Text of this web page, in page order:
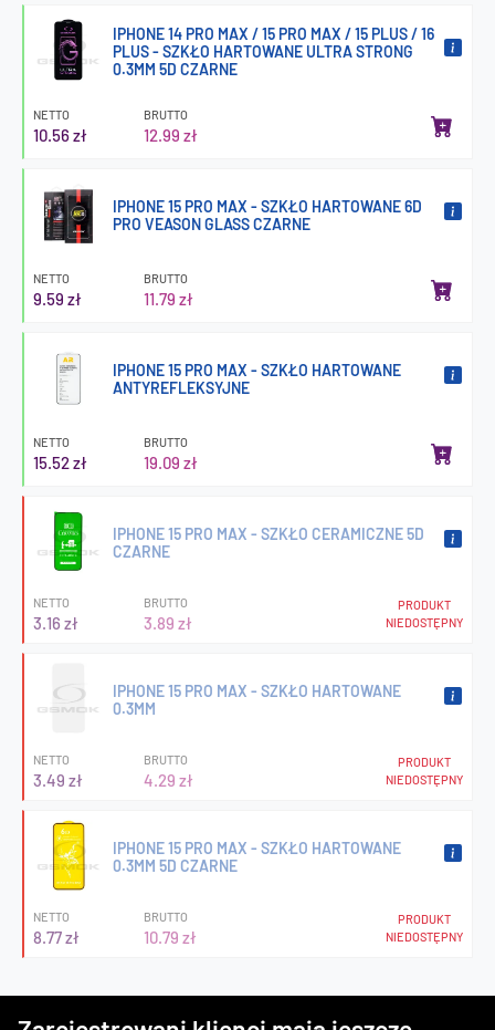
IPHONE 14 PRO MAX / 15 PRO MAX / 15 PLUS / 16
PLUS - SZKŁO HARTOWANE ULTRA STRONG
0.3MM 5D CZARNE
NETTO
10.56 zł
BRUTTO
12.99 zł
IPHONE 15 PRO MAX - SZKŁO HARTOWANE 6D
PRO VEASON GLASS CZARNE
NETTO
9.59 zł
BRUTTO
11.79 zł
IPHONE 15 PRO MAX - SZKŁO HARTOWANE
ANTYREFLEKSYJNE
NETTO
15.52 zł
BRUTTO
19.09 zł
IPHONE 15 PRO MAX - SZKŁO CERAMICZNE 5D
CZARNE
NETTO
3.16 zł
BRUTTO
3.89 zł
PRODUKT
NIEDOSTĘPNY
IPHONE 15 PRO MAX - SZKŁO HARTOWANE
0.3MM
NETTO
3.49 zł
BRUTTO
4.29 zł
PRODUKT
NIEDOSTĘPNY
IPHONE 15 PRO MAX - SZKŁO HARTOWANE
0.3MM 5D CZARNE
NETTO
8.77 zł
BRUTTO
10.79 zł
PRODUKT
NIEDOSTĘPNY